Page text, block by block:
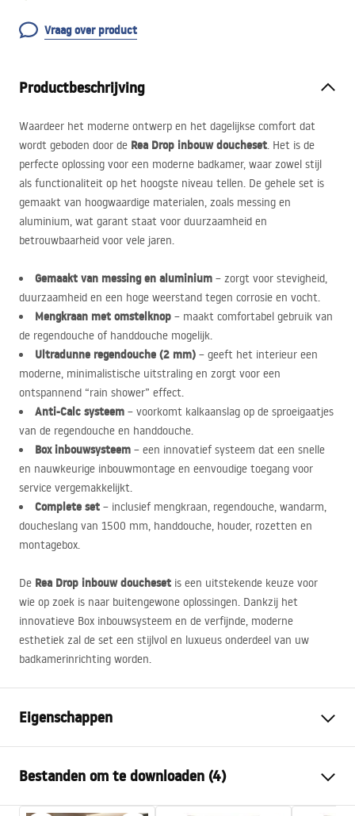
Vraag over product
Productbeschrijving
Waardeer het moderne ontwerp en het dagelijkse comfort dat
wordt geboden door de Rea Drop inbouw doucheset. Het is de
perfecte oplossing voor een moderne badkamer, waar zowel stijl
als functionaliteit op het hoogste niveau tellen. De gehele set is
gemaakt van hoogwaardige materialen, zoals messing en
aluminium, wat garant staat voor duurzaamheid en
betrouwbaarheid voor vele jaren.
Gemaakt van messing en aluminium – zorgt voor stevigheid,
duurzaamheid en een hoge weerstand tegen corrosie en vocht.
Mengkraan met omstelknop – maakt comfortabel gebruik van
de regendouche of handdouche mogelijk.
Ultradunne regendouche (2 mm) – geeft het interieur een
moderne, minimalistische uitstraling en zorgt voor een
ontspannend “rain shower” effect.
Anti-Calc systeem – voorkomt kalkaanslag op de sproeigaatjes
van de regendouche en handdouche.
Box inbouwsysteem – een innovatief systeem dat een snelle
en nauwkeurige inbouwmontage en eenvoudige toegang voor
service vergemakkelijkt.
Complete set – inclusief mengkraan, regendouche, wandarm,
doucheslang van 1500 mm, handdouche, houder, rozetten en
montagebox.
De Rea Drop inbouw doucheset is een uitstekende keuze voor
wie op zoek is naar buitengewone oplossingen. Dankzij het
innovatieve Box inbouwsysteem en de verfijnde, moderne
esthetiek zal de set een stijlvol en luxueus onderdeel van uw
badkamerinrichting worden.
Eigenschappen
Materiaal
Aluminium , Kunststof,
Messing
Bestanden om te downloaden (4)